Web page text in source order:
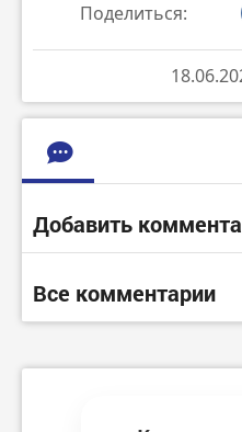
Поделиться:
Добавить
Все комментарии